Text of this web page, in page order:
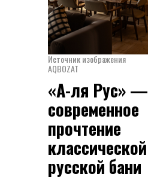
Источник изображения
AQBOZAT
«А-ля Рус» —
современное
прочтение
классической
русской бани